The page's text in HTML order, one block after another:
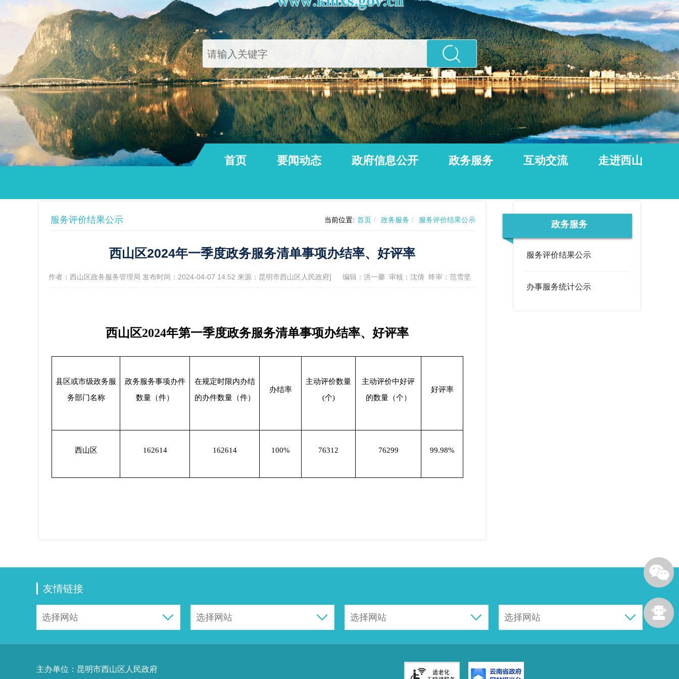
首页 要闻动态 政府信息公开 政务服务 互动交流 走进西山
法定主动公开内容
政府信息公开年报 依申请公开 服务评价结果公示
办事服务统计公示
服务评价结果公示 当前位置: 首页 / 政务服务 / 服务评价结果公示
西山区2024年一季度政务服务清单事项办结率、好评率
[作者：西山区政务服务管理局 发布时间：2024-04-07 14:52 来源：昆明市西山区人民政府] 编辑：洪一馨 审核：沈倩 终审：范雪坚
西山区2024年第一季度政务服务清单事项办结率、好评率
县区或市级政务服
务部门名称
政务服务事项办件
数量（件）
在规定时限内办结
的办件数量（件）
办结率
主动评价数量
(个)
主动评价中好评
的数量（个）
好评率
西山区 162614 162614 100% 76312 76299 99.98%
政务服务
服务评价结果公示
办事服务统计公示
友情链接
主办单位：昆明市西山区人民政府